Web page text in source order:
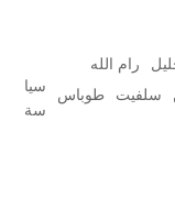
رام الله
سلفيت
طوباس
سيا
سة